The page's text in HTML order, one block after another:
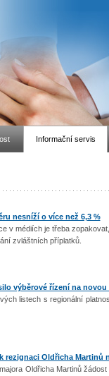
Informační servis
nesníží o více než 6,3 %
v médiích je třeba
zvláštních příplatků.
výběrové řízení na novou
listech s regionální
rezignaci Oldřicha
Oldřicha Martinů